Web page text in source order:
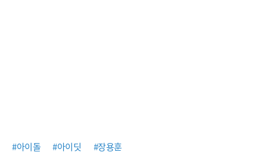
#아이돌 #아이딧 #장용훈